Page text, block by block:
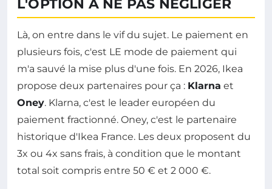
L'OPTION À NE PAS NÉGLIGER
Là, on entre dans le vif du sujet. Le paiement en
plusieurs fois, c'est LE mode de paiement qui
m'a sauvé la mise plus d'une fois. En 2026, Ikea
propose deux partenaires pour ça : Klarna et
Oney. Klarna, c'est le leader européen du
paiement fractionné. Oney, c'est le partenaire
historique d'Ikea France. Les deux proposent du
3x ou 4x sans frais, à condition que le montant
total soit compris entre 50 € et 2 000 €.